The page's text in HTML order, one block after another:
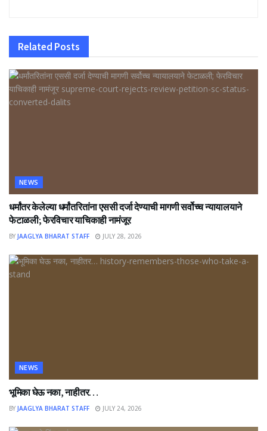
Related Posts
NEWS
धर्मांतर केलेल्या धर्मांतरितांना एससी दर्जा देण्याची मागणी सर्वोच्च न्यायालयाने
फेटाळली; फेरविचार याचिकाही नामंजूर
BY JAAGLYA BHARAT STAFF JULY 28, 2026
NEWS
भूमिका घेऊ नका, नाहीतर…
BY JAAGLYA BHARAT STAFF JULY 24, 2026